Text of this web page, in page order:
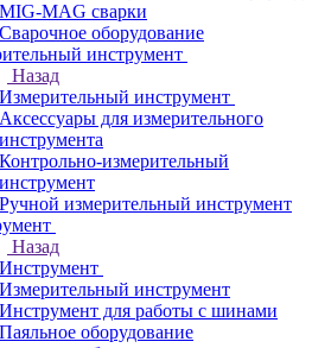
MIG-MAG сварки
Сварочное оборудование
инструмент
Назад
Измерительный инструмент
Аксессуары для измерительного
инструмента
Контрольно-измерительный
инструмент
Ручной измерительный инструмент
Назад
Инструмент
Измерительный инструмент
Инструмент для работы с шинами
Паяльное оборудование